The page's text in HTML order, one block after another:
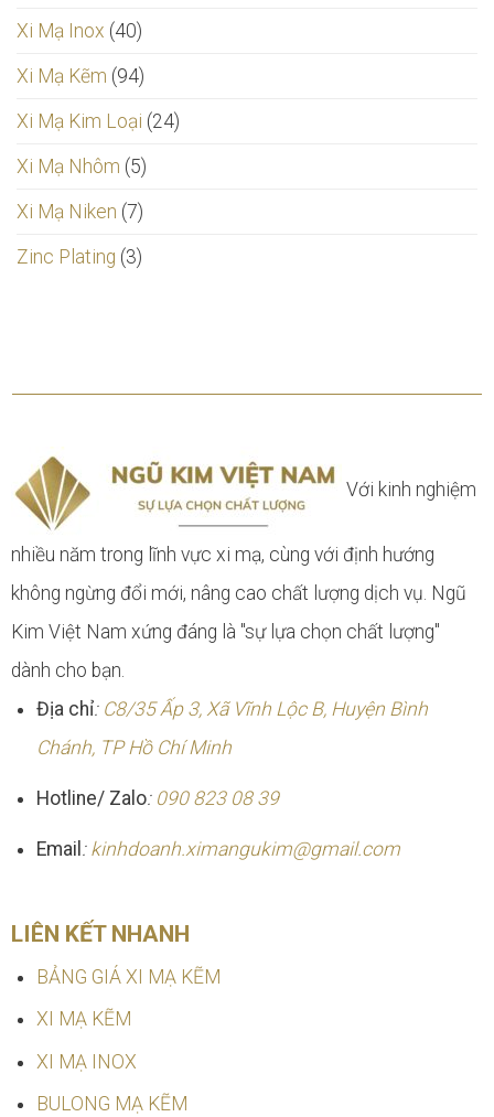
Xi Mạ Inox (40)
Xi Mạ Kẽm (94)
Xi Mạ Kim Loại (24)
Xi Mạ Nhôm (5)
Xi Mạ Niken (7)
Zinc Plating (3)
Với kinh nghiệm
nhiều năm trong lĩnh vực xi mạ, cùng với định hướng
không ngừng đổi mới, nâng cao chất lượng dịch vụ. Ngũ
Kim Việt Nam xứng đáng là "sự lựa chọn chất lượng"
dành cho bạn.
Địa chỉ: C8/35 Ấp 3, Xã Vĩnh Lộc B, Huyện Bình
Chánh, TP Hồ Chí Minh
Hotline/ Zalo: 090 823 08 39
Email : kinhdoanh.ximangukim@gmail.com
LIÊN KẾT NHANH
BẢNG GIÁ XI MẠ KẼM
XI MẠ KẼM
XI MẠ INOX
BULONG MẠ KẼM